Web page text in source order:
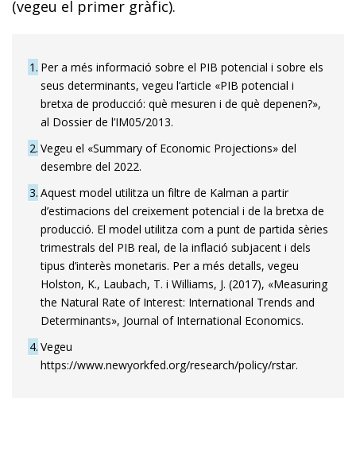
(vegeu el primer gràfic).
1 Per a més informació sobre el PIB potencial i sobre els
seus determinants, vegeu l’article «PIB potencial i
bretxa de producció: què mesuren i de què depenen?»,
al Dossier de l’IM05/2013.
2 Vegeu el «Summary of Economic Projections» del
desembre del 2022.
3 Aquest model utilitza un filtre de Kalman a partir
d’estimacions del creixement potencial i de la bretxa de
producció. El model utilitza com a punt de partida sèries
trimestrals del PIB real, de la inflació subjacent i dels
tipus d’interès monetaris. Per a més detalls, vegeu
Holston, K., Laubach, T. i Williams, J. (2017), «Measuring
the Natural Rate of Interest: International Trends and
Determinants», Journal of International Economics.
4 Vegeu
https://www.newyorkfed.org/research/policy/rstar.